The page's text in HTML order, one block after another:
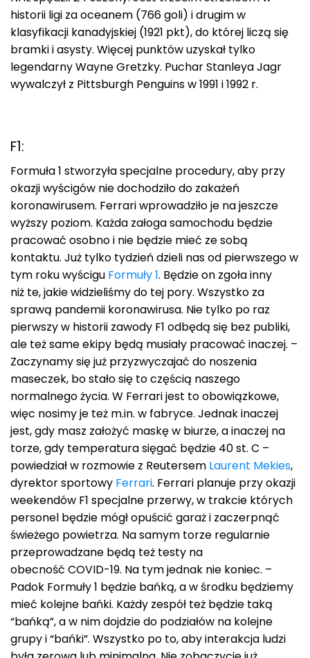
historii ligi za oceanem (766 goli) i drugim w
klasyfikacji kanadyjskiej (1921 pkt), do której liczą się
bramki i asysty. Więcej punktów uzyskał tylko
legendarny Wayne Gretzky. Puchar Stanleya Jagr
wywalczył z Pittsburgh Penguins w 1991 i 1992 r.
F1:
Formuła 1 stworzyła specjalne procedury, aby przy
okazji wyścigów nie dochodziło do zakażeń
koronawirusem. Ferrari wprowadziło je na jeszcze
wyższy poziom. Każda załoga samochodu będzie
pracować osobno i nie będzie mieć ze sobą
kontaktu. Już tylko tydzień dzieli nas od pierwszego w
tym roku wyścigu Formuły 1. Będzie on zgoła inny
niż te, jakie widzieliśmy do tej pory. Wszystko za
sprawą pandemii koronawirusa. Nie tylko po raz
pierwszy w historii zawody F1 odbędą się bez publiki,
ale też same ekipy będą musiały pracować inaczej. –
Zaczynamy się już przyzwyczajać do noszenia
maseczek, bo stało się to częścią naszego
normalnego życia. W Ferrari jest to obowiązkowe,
więc nosimy je też m.in. w fabryce. Jednak inaczej
jest, gdy masz założyć maskę w biurze, a inaczej na
torze, gdy temperatura sięgać będzie 40 st. C –
powiedział w rozmowie z Reutersem Laurent Mekies,
dyrektor sportowy Ferrari. Ferrari planuje przy okazji
weekendów F1 specjalne przerwy, w trakcie których
personel będzie mógł opuścić garaż i zaczerpnąć
świeżego powietrza. Na samym torze regularnie
przeprowadzane będą też testy na
obecność COVID-19. Na tym jednak nie koniec. –
Padok Formuły 1 będzie bańką, a w środku będziemy
mieć kolejne bańki. Każdy zespół też będzie taką
“bańką”, a w nim dojdzie do podziałów na kolejne
grupy i “bańki”. Wszystko po to, aby interakcja ludzi